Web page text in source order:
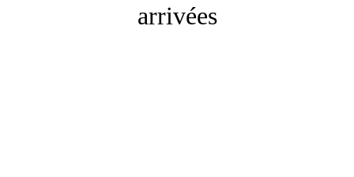
arrivées